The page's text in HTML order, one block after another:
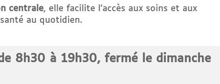
centrale, elle facilite l’accès aux soins et aux
au quotidien.
8h30 à 19h30, fermé le dimanche